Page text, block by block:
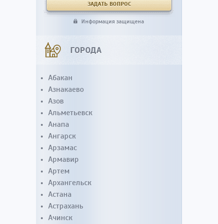
Информация защищена
ГОРОДА
Абакан
Азнакаево
Азов
Альметьевск
Анапа
Ангарск
Арзамас
Армавир
Артем
Архангельск
Астана
Астрахань
Ачинск